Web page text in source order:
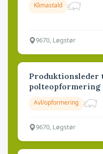
Klimastald
9670, Løgstør
polteopformering
Avl/opformering
9670, Løgstør